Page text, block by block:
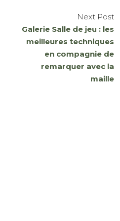
Next Post
Galerie Salle de jeu : les
meilleures techniques
en compagnie de
remarquer avec la
maille